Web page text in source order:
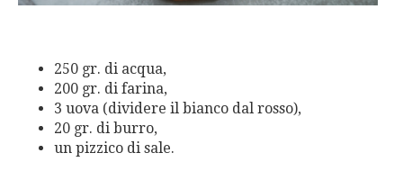
250 gr. di acqua,
200 gr. di farina,
3 uova (dividere il bianco dal rosso),
20 gr. di burro,
un pizzico di sale.